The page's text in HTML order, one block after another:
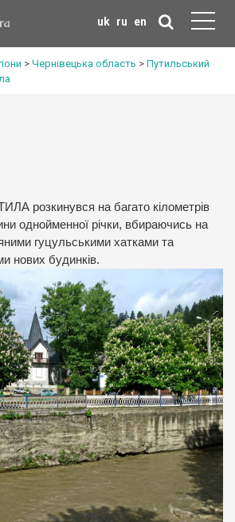
uk ru en
> Чернівецька область > Путильський
розкинувся на багато кілометрів
однойменної річки, вбираючись на
гуцульськими хатками та
нових будинків.